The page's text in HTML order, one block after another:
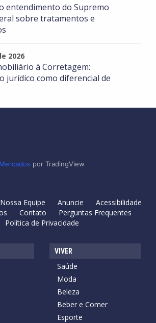
entendimento do Supremo
sobre tratamentos e
2026
à Corretagem:
jurídico como diferencial de
Mercados por TradingView
Nossa Equipe Anuncie
Acessibilidade
Contato
Perguntas Frequentes
Política de Privacidade
VIVER
Saúde
Moda
Beleza
Beber e Comer
Esporte